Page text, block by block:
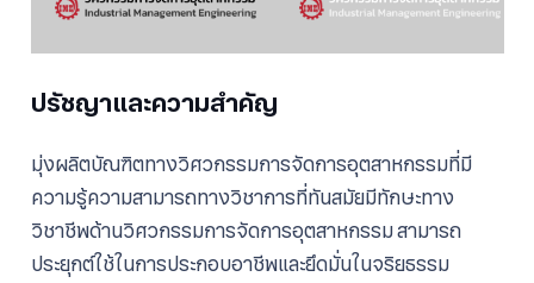
ปรัชญาและความสำคัญ
มุ่งผลิตบัณฑิตทางวิศวกรรมการจัดการอุตสาหกรรมที่มี
ความรู้ความสามารถทางวิชาการที่ทันสมัยมีทักษะทาง
วิชาชีพด้านวิศวกรรมการจัดการอุตสาหกรรม สามารถ
ประยุกต์ใช้ในการประกอบอาชีพและยึดมั่นในจริยธรรม